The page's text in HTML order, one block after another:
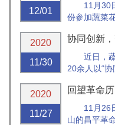
12/01
11月30日
份参加蔬菜
党课。院直
记韩进、蔬
霞、所党...
2020
11/30
协同创新
近日，蔬
20余人以“协
伴着冬日的
荫大道向西
所、院西门
2020
11/27
回望革命
11月26
山的昌平革